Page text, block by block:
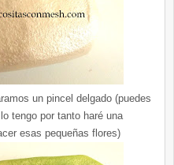
un pincel delgado (puedes
tengo por tanto haré una
esas pequeñas flores)